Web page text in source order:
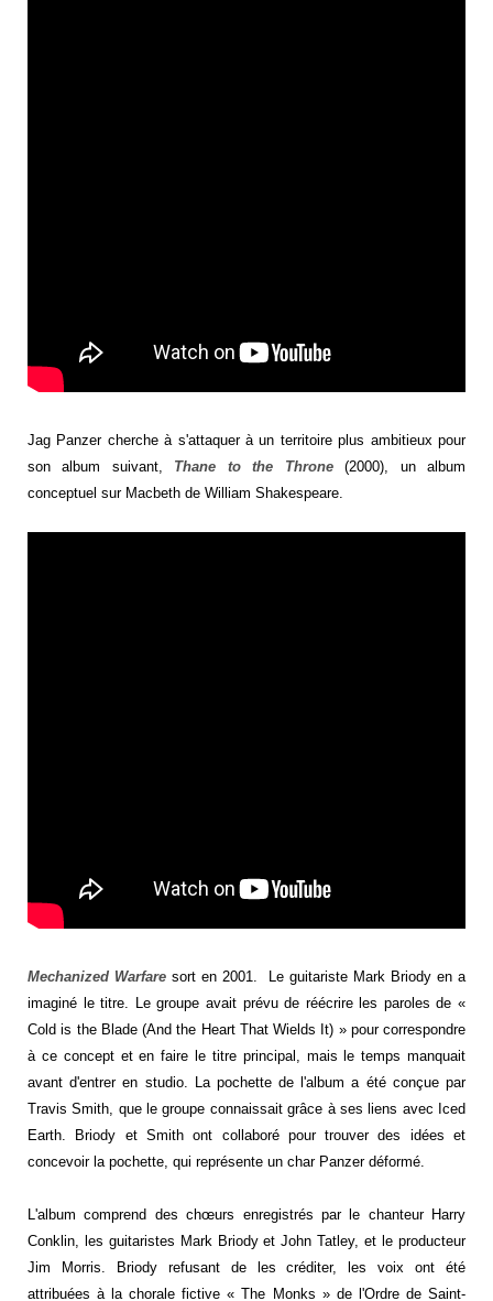
Jag Panzer cherche à s'attaquer à un territoire plus ambitieux pour
son album suivant, Thane to the Throne(2000), un album
conceptuel sur Macbeth de William Shakespeare.
Mechanized Warfare sort en 2001. Le guitariste Mark Briody en a
imaginé le titre. Le groupe avait prévu de réécrire les paroles de «
Cold is the Blade (And the Heart That Wields It) » pour correspondre
à ce concept et en faire le titre principal, mais le temps manquait
avant d'entrer en studio. La pochette de l'album a été conçue par
Travis Smith, que le groupe connaissait grâce à ses liens avec Iced
Earth. Briody et Smith ont collaboré pour trouver des idées et
concevoir la pochette, qui représente un char Panzer déformé.
L'album comprend des chœurs enregistrés par le chanteur Harry
Conklin, les guitaristes Mark Briody et John Tatley, et le producteur
Jim Morris. Briody refusant de les créditer, les voix ont été
attribuées à la chorale fictive « The Monks » de l'Ordre de Saint-